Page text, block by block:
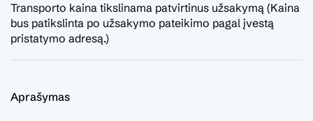
Aprašymas
Transporto kaina tikslinama patvirtinus užsakymą (Kaina
bus patikslinta po užsakymo pateikimo pagal įvestą
pristatymo adresą.)